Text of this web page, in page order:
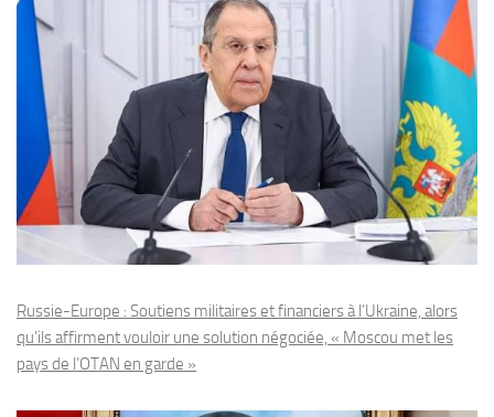
Russie-Europe : Soutiens militaires et financiers à l’Ukraine, alors
qu’ils affirment vouloir une solution négociée, « Moscou met les
pays de l’OTAN en garde »